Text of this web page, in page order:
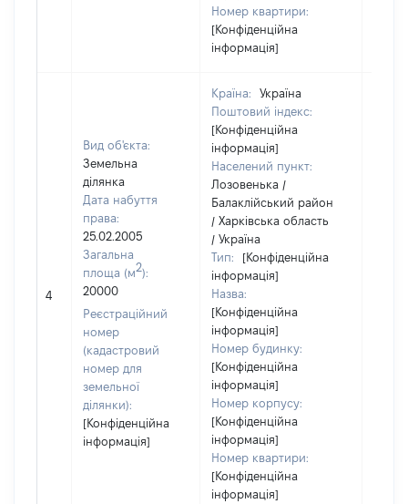
Номер квартири:
[Конфіденційна
інформація]
4
Вид об'єкта:
Земельна
ділянка
Дата набуття
права:
25.02.2005
Загальна
площа (м2):
20000
Реєстраційний
номер
(кадастровий
номер для
земельної
ділянки):
[Конфіденційна
інформація]
Країна:
Україна
Поштовий індекс:
[Конфіденційна
інформація]
Населений пункт:
Лозовенька /
Балаклійський район
/ Харківська область
/ Україна
Тип:
[Конфіденційна
інформація]
Назва:
[Конфіденційна
інформація]
Номер будинку:
[Конфіденційна
інформація]
Номер корпусу:
[Конфіденційна
інформація]
Номер квартири:
[Конфіденційна
інформація]